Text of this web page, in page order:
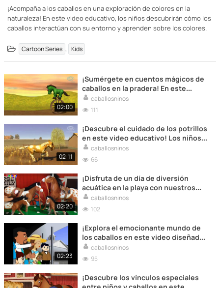
¡Acompaña a los caballos en una exploración de colores en la
naturaleza! En este video educativo, los niños descubrirán cómo los
caballos interactúan con su entorno y aprenden sobre los colores.
Cartoon Series , Kids
02:00
¡Sumérgete en cuentos mágicos de
caballos en la pradera! En este
video, los niños se deleitarán con
historias fascinantes que destacan
caballos.
caballosninos
111
02:11
¡Descubre el cuidado de los potrillos
en este video educativo! Los niños
aprenderán sobre la importancia de
cuidar a los caballos jóvenes
crianza equina.
caballosninos
66
02:20
¡Disfruta de un día de diversión
acuática en la playa con nuestros
caballos! En este video, los niños
verán cómo los caballos pueden
exploran la costa.
caballosninos
102
02:23
¡Explora el emocionante mundo de
los caballos en este video diseñado
para niños! Acompaña a nuestros
amigos equinos en aventuras
más sobre su vida en el rancho.
caballosninos
95
¡Descubre los vínculos especiales